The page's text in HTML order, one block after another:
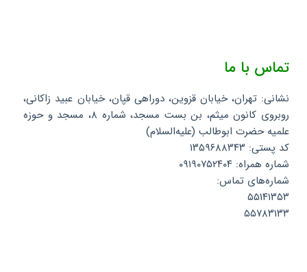
تماس با ما
نشانی: تهران، خیابان قزوین، دوراهی قپان، خیابان عبید زاکانی،
روبروی کانون میثم، بن بست مسجد، شماره ۸، مسجد و حوزه
علمیه حضرت ابوطالب (علیه‌السلام)
کد پستی: ۱۳۵۹۶۸۸۳۴۳
شماره همراه: ۰۹۱۹۰۷۵۲۴۰۴
شماره‌های تماس:
۵۵۱۴۱۳۵۳
۵۵۷۸۳۱۳۳